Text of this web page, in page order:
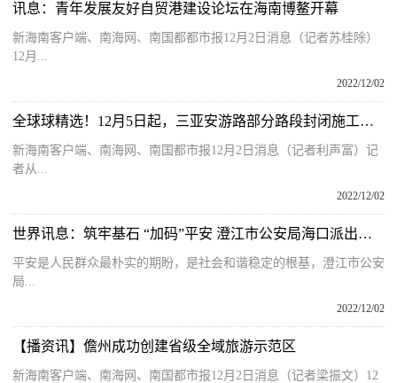
讯息：青年发展友好自贸港建设论坛在海南博鳌开幕
新海南客户端、南海网、南国都都市报12月2日消息（记者苏桂除）
12月...
2022/12/02
全球球精选！12月5日起，三亚安游路部分路段封闭施工管制至明年5月30日
新海南客户端、南海网、南国都市报12月2日消息（记者利声富）记
者从...
2022/12/02
世界讯息：筑牢基石 “加码”平安 澄江市公安局海口派出所加强基层治理工作纪实
平安是人民群众最朴实的期盼，是社会和谐稳定的根基，澄江市公安
局...
2022/12/02
【播资讯】儋州成功创建省级全域旅游示范区
新海南客户端、南海网、南国都市报12月2日消息（记者梁振文）12